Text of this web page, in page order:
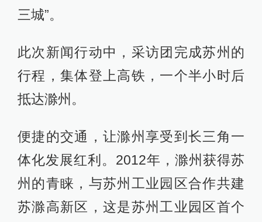
三城”。
此次新闻行动中，采访团完成苏州的
行程，集体登上高铁，一个半小时后
抵达滁州。
便捷的交通，让滁州享受到长三角一
体化发展红利。2012年，滁州获得苏
州的青睐，与苏州工业园区合作共建
苏滁高新区，这是苏州工业园区首个